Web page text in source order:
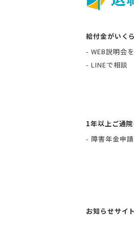
給付金がいく
WEB説明会
LINEで相談
1年以上ご通
障害年金申
お知らせサイ